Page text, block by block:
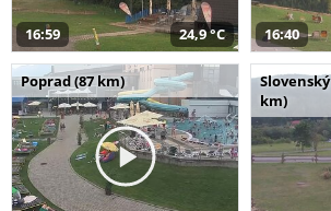
16:59 24,9 °C 16:40
Poprad (87 km)
km)